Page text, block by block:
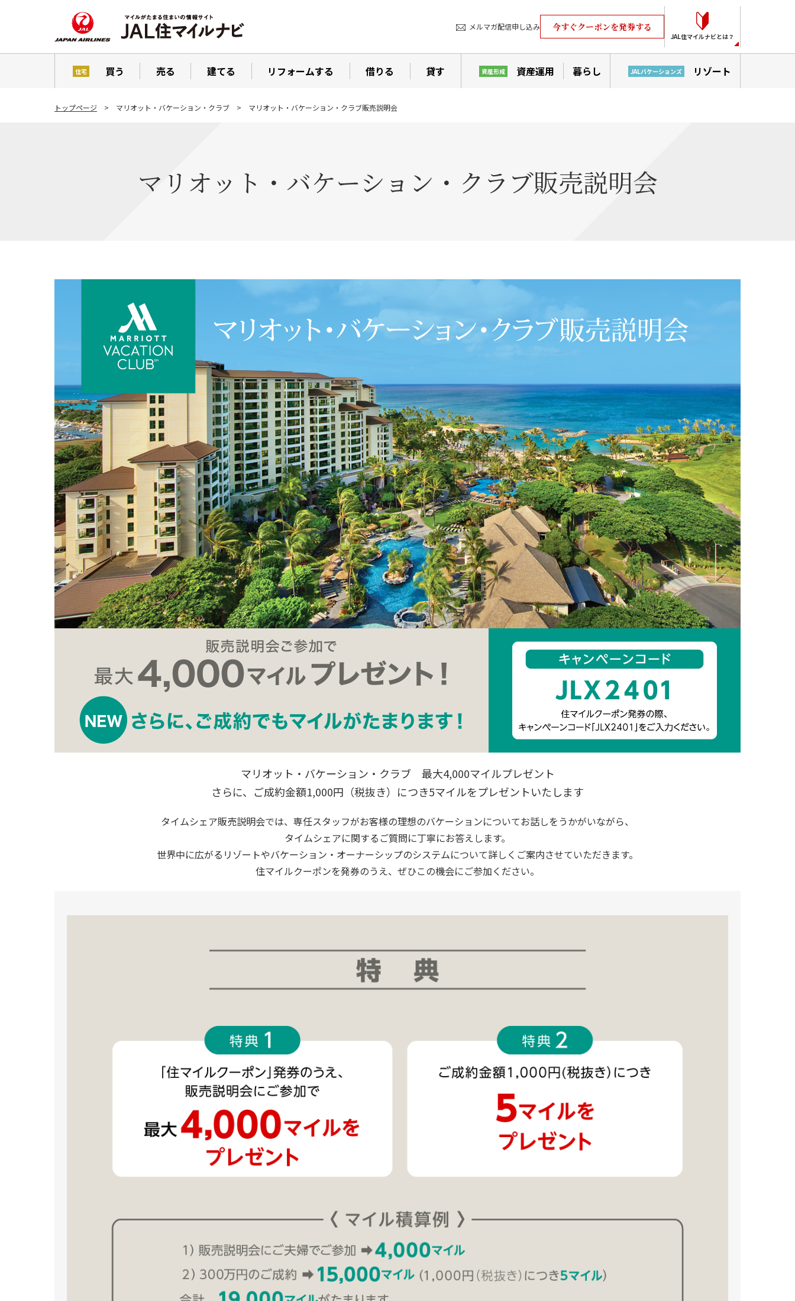
メルマガ配信申し込み 今すぐクーポンを発券する
JAL住マイルナビとは？
住宅 買う 売る 建てる リフォームする 借りる 貸す 資産形成 資産運用 暮らし JALバケーションズ リゾート
トップページ マリオット・バケーション・クラブ マリオット・バケーション・クラブ販売説明会
マリオット・バケーション・クラブ販売説明会
マリオット・バケーション・クラブ 最大4,000マイルプレゼント
さらに、ご成約金額1,000円（税抜き）につき5マイルをプレゼントいたします
タイムシェア販売説明会では、専任スタッフがお客様の理想のバケーションについてお話しをうかがいながら、
タイムシェアに関するご質問に丁寧にお答えします。
世界中に広がるリゾートやバケーション・オーナーシップのシステムについて詳しくご案内させていただきます。
住マイルクーポンを発券のうえ、ぜひこの機会にご参加ください。